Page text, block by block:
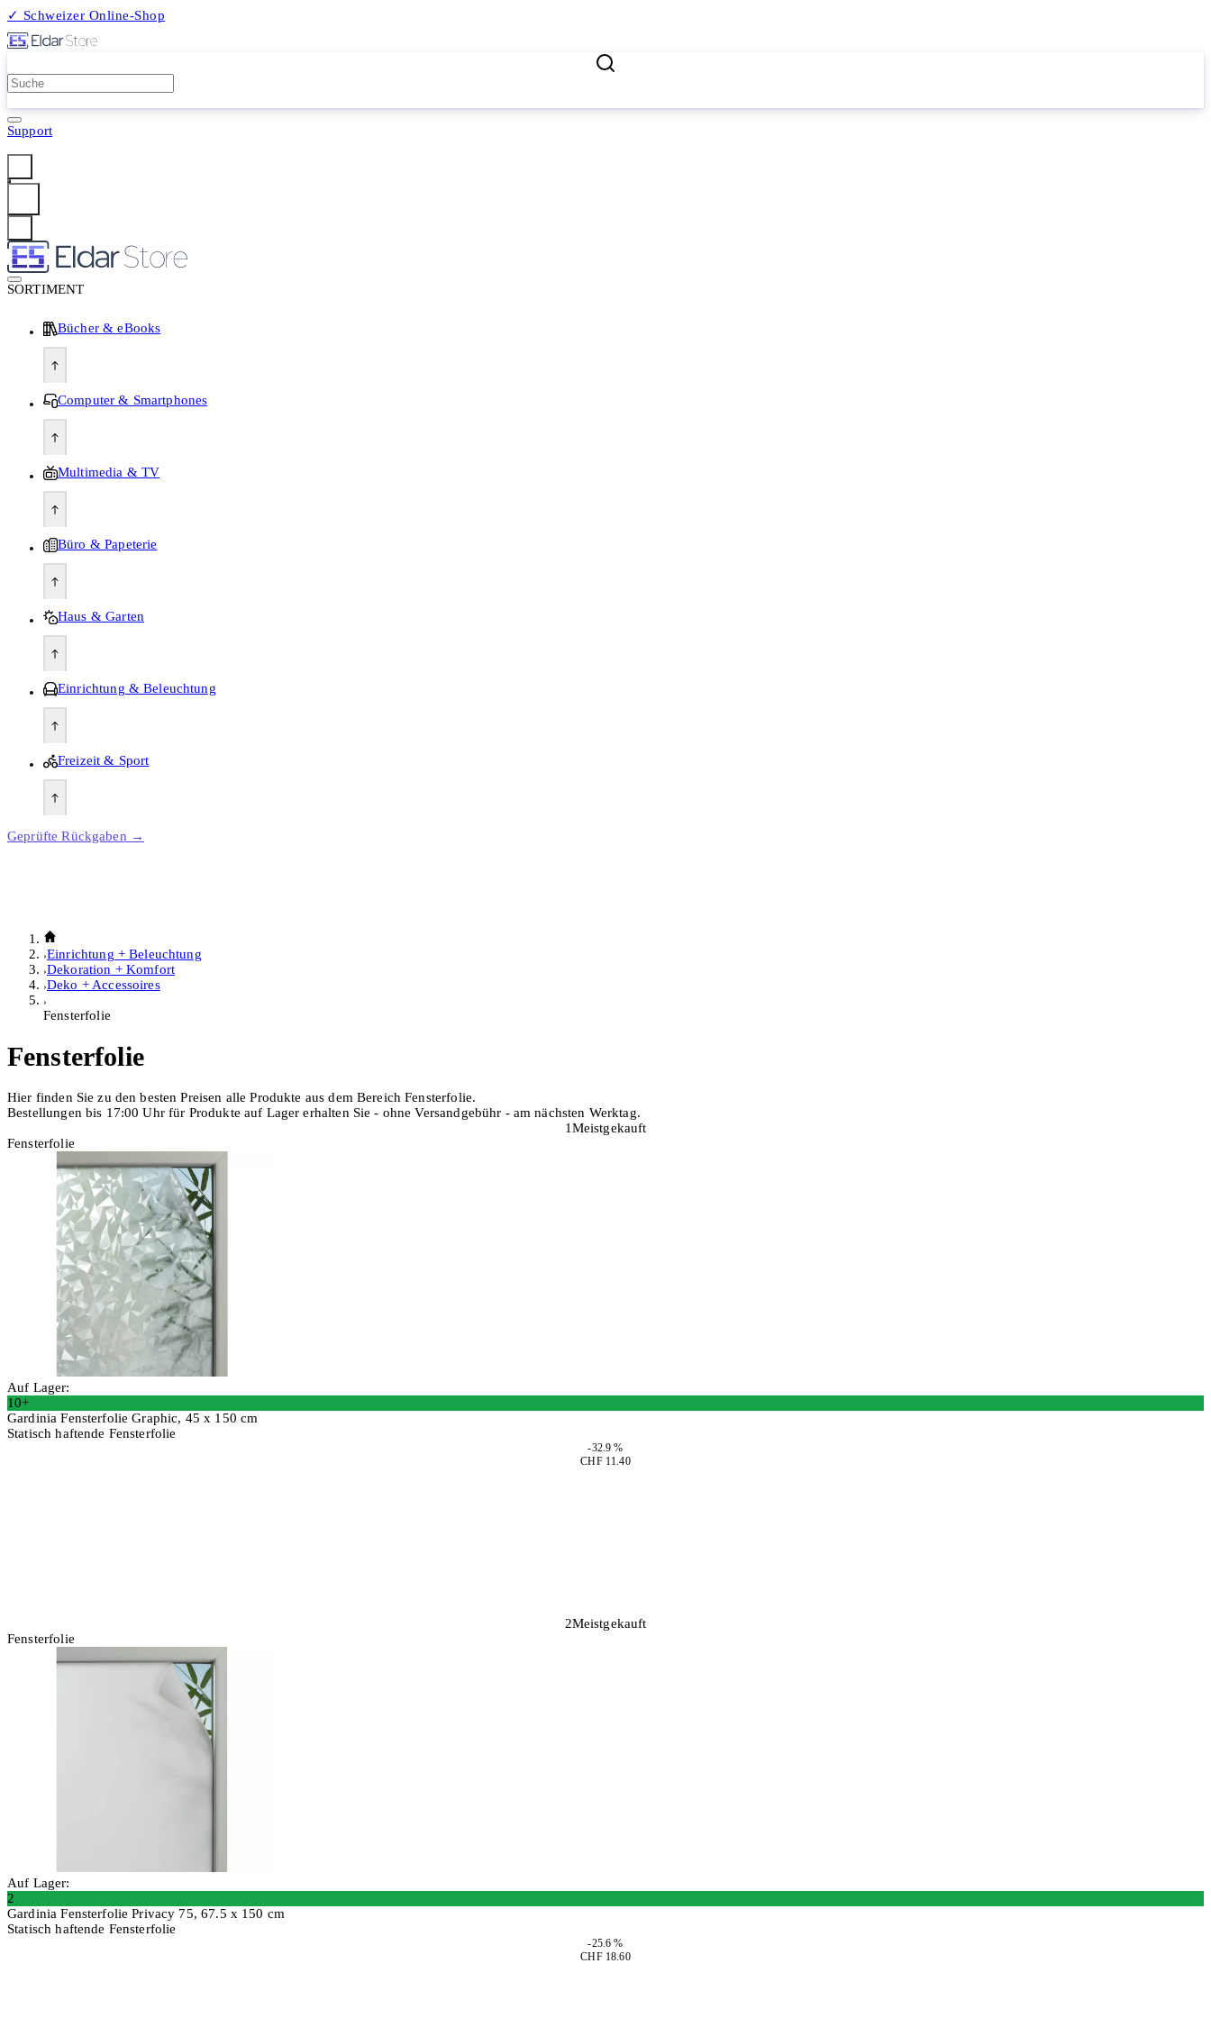
✓ Schweizer Online-Shop
Support
SORTIMENT
Bücher & eBooks
Computer & Smartphones
Multimedia & TV
Büro & Papeterie
Haus & Garten
Einrichtung & Beleuchtung
Freizeit & Sport
Geprüfte Rückgaben →
Einrichtung + Beleuchtung
Dekoration + Komfort
Deko + Accessoires
Fensterfolie
Fensterfolie
Hier finden Sie zu den besten Preisen alle Produkte aus dem Bereich Fensterfolie.
Bestellungen bis 17:00 Uhr für Produkte auf Lager erhalten Sie - ohne Versandgebühr - am nächsten Werktag.
1Meistgekauft
Fensterfolie
Auf Lager:
10+
Gardinia Fensterfolie Graphic, 45 x 150 cm
Statisch haftende Fensterfolie
-32.9 %
CHF 11.40
2Meistgekauft
Fensterfolie
Auf Lager:
2
Gardinia Fensterfolie Privacy 75, 67.5 x 150 cm
Statisch haftende Fensterfolie
-25.6 %
CHF 18.60